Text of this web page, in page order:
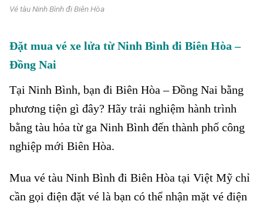
Vé tàu Ninh Bình đi Biên Hòa
Đặt mua vé xe lửa từ Ninh Bình đi Biên Hòa –
Đồng Nai
Tại Ninh Bình, bạn đi Biên Hòa – Đồng Nai bằng
phương tiện gì đây? Hãy trải nghiệm hành trình
bằng tàu hỏa từ ga Ninh Bình đến thành phố công
nghiệp mới Biên Hòa.
Mua vé tàu Ninh Bình đi Biên Hòa tại Việt Mỹ chỉ
cần gọi điện đặt vé là bạn có thể nhận mặt vé điện